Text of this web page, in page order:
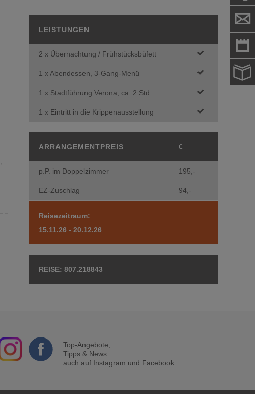
LEISTUNGEN
2 x Übernachtung / Frühstücksbüfett
1 x Abendessen, 3-Gang-Menü
1 x Stadtführung Verona, ca. 2 Std.
1 x Eintritt in die Krippenausstellung
ARRANGEMENTPREIS €
p.P. im Doppelzimmer 195,-
EZ-Zuschlag 94,-
Reisezeitraum:
15.11.26 - 20.12.26
807.218843
Top-Angebote,
Tipps & News
auch auf Instagram und Facebook.